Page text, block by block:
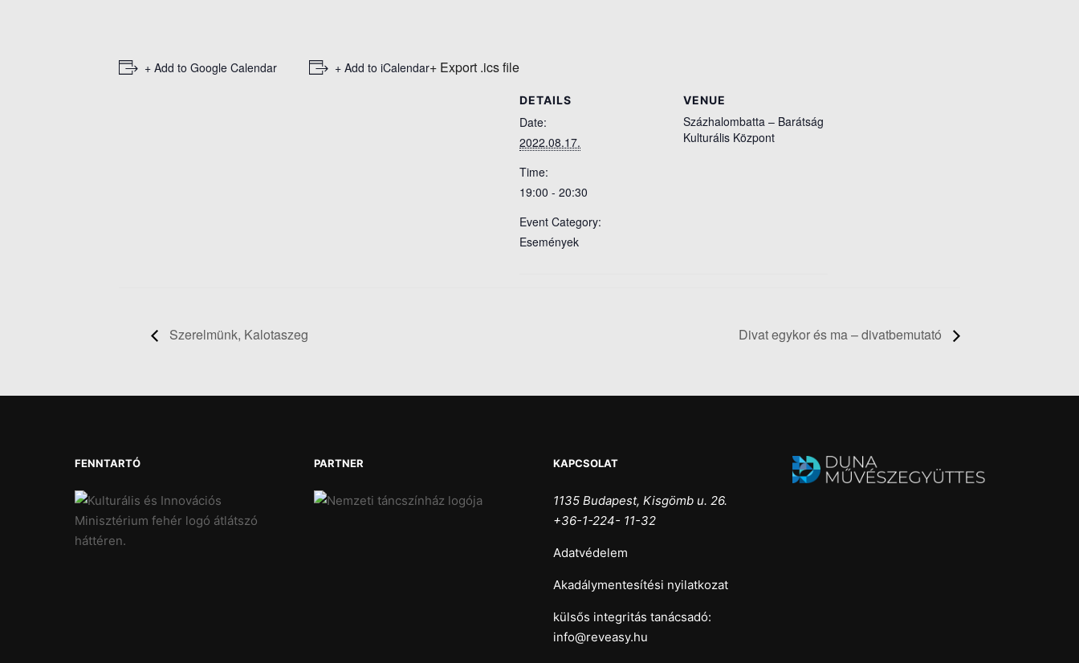
+ Add to Google Calendar + Add to iCalendar+ Export .ics file
DETAILS
Date:
2022.08.17.
Time:
19:00 - 20:30
Event Category:
Események
VENUE
Százhalombatta – Barátság
Kulturális Központ
Szerelmünk, Kalotaszeg Divat egykor és ma – divatbemutató
FENNTARTÓ PARTNER KAPCSOLAT
1135 Budapest, Kisgömb u. 26.
+36-1-224- 11-32
Adatvédelem
Akadálymentesítési nyilatkozat
külsős integritás tanácsadó:
info@reveasy.hu